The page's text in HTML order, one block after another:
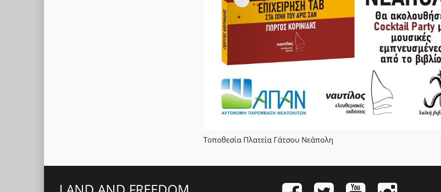
Τοποθεσία Πλατεία Γάτσου Νεάπολη